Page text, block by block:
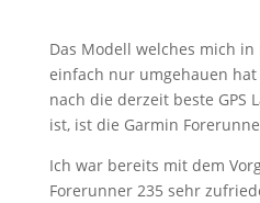
Das Modell welches mich
einfach nur umgehauen
nach die derzeit beste GPS
ist, ist die Garmin
Ich war bereits mit dem
Forerunner 235 sehr